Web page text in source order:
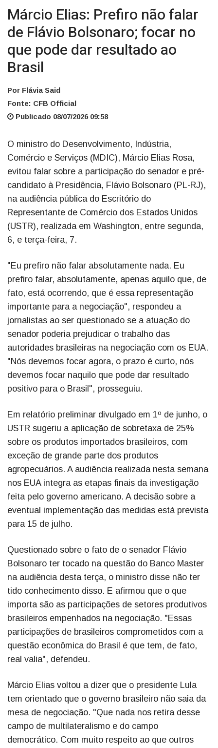
Márcio Elias: Prefiro não falar
de Flávio Bolsonaro; focar no
que pode dar resultado ao
Brasil
Por Flávia Said
Fonte: CFB Official
Publicado 08/07/2026 09:58
O ministro do Desenvolvimento, Indústria,
Comércio e Serviços (MDIC), Márcio Elias Rosa,
evitou falar sobre a participação do senador e pré-
candidato à Presidência, Flávio Bolsonaro (PL-RJ),
na audiência pública do Escritório do
Representante de Comércio dos Estados Unidos
(USTR), realizada em Washington, entre segunda,
6, e terça-feira, 7.
"Eu prefiro não falar absolutamente nada. Eu
prefiro falar, absolutamente, apenas aquilo que, de
fato, está ocorrendo, que é essa representação
importante para a negociação", respondeu a
jornalistas ao ser questionado se a atuação do
senador poderia prejudicar o trabalho das
autoridades brasileiras na negociação com os EUA.
"Nós devemos focar agora, o prazo é curto, nós
devemos focar naquilo que pode dar resultado
positivo para o Brasil", prosseguiu.
Em relatório preliminar divulgado em 1º de junho, o
USTR sugeriu a aplicação de sobretaxa de 25%
sobre os produtos importados brasileiros, com
exceção de grande parte dos produtos
agropecuários. A audiência realizada nesta semana
nos EUA integra as etapas finais da investigação
feita pelo governo americano. A decisão sobre a
eventual implementação das medidas está prevista
para 15 de julho.
Questionado sobre o fato de o senador Flávio
Bolsonaro ter tocado na questão do Banco Master
na audiência desta terça, o ministro disse não ter
tido conhecimento disso. E afirmou que o que
importa são as participações de setores produtivos
brasileiros empenhados na negociação. "Essas
participações de brasileiros comprometidos com a
questão econômica do Brasil é que tem, de fato,
real valia", defendeu.
Márcio Elias voltou a dizer que o presidente Lula
tem orientado que o governo brasileiro não saia da
mesa de negociação. "Que nada nos retira desse
campo de multilateralismo e do campo
democrático. Com muito respeito ao que outros